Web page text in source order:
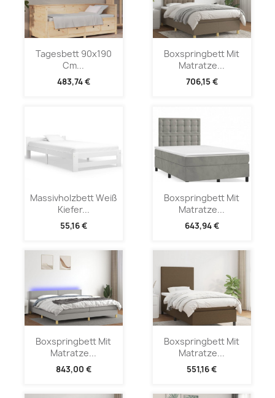
Tagesbett 90x190
Cm...
483,74 €
Boxspringbett Mit
Matratze...
706,15 €
Massivholzbett Weiß
Kiefer...
55,16 €
Boxspringbett Mit
Matratze...
643,94 €
Boxspringbett Mit
Matratze...
843,00 €
Boxspringbett Mit
Matratze...
551,16 €